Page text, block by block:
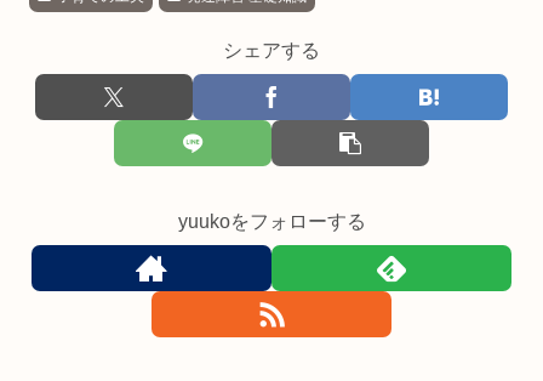
シェアする
yuukoをフォローする